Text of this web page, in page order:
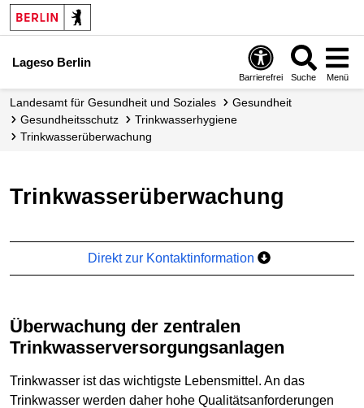
Lageso Berlin
Barrierefrei Suche Menü
Landesamt für Gesundheit und Soziales
Gesundheit
Gesundheits­schutz
Trinkwasser­hygiene
Trinkwasser­überwachung
Trinkwasserüberwachung
Direkt zur Kontaktinformation
Überwachung der zentralen
Trinkwasserversorgungsanlagen
Trinkwasser ist das wichtigste Lebensmittel. An das
Trinkwasser werden daher hohe Qualitätsanforderungen